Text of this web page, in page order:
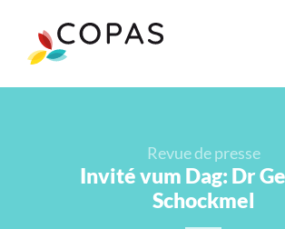
Revue de presse
Invité vum Dag: Dr
Schockmel